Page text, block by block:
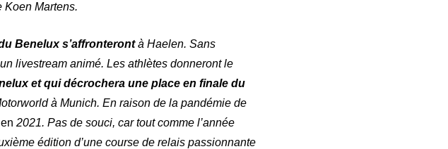
Koen Martens.
Benelux s’affronterontà Haelen. Sans
livestream animé. Les athlètes donneront le
et qui décrochera une place en finale du
à Munich. En raison de la pandémie de
2021. Pas de souci, car tout comme l’année
édition d’une course de relais passionnante